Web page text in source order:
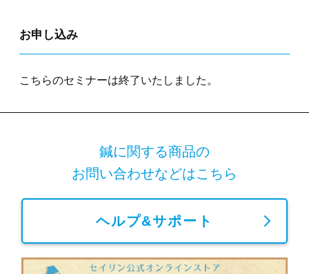
お申し込み
こちらのセミナーは終了いたしました。
鍼に関する商品の
お問い合わせなどはこちら
ヘルプ&サポート